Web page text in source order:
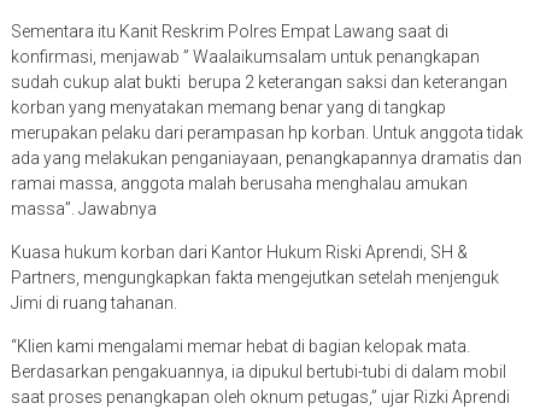
Sementara itu Kanit Reskrim Polres Empat Lawang saat di
konfirmasi, menjawab ” Waalaikumsalam untuk penangkapan
sudah cukup alat bukti berupa 2 keterangan saksi dan keterangan
korban yang menyatakan memang benar yang di tangkap
merupakan pelaku dari perampasan hp korban. Untuk anggota tidak
ada yang melakukan penganiayaan, penangkapannya dramatis dan
ramai massa, anggota malah berusaha menghalau amukan
massa”. Jawabnya
Kuasa hukum korban dari Kantor Hukum Riski Aprendi, SH &
Partners, mengungkapkan fakta mengejutkan setelah menjenguk
Jimi di ruang tahanan.
“Klien kami mengalami memar hebat di bagian kelopak mata.
Berdasarkan pengakuannya, ia dipukul bertubi-tubi di dalam mobil
saat proses penangkapan oleh oknum petugas,” ujar Rizki Aprendi